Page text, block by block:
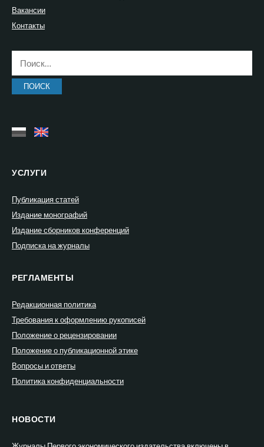
Вакансии
Контакты
УСЛУГИ
Публикация статей
Издание монографий
Издание сборников конференций
Подписка на журналы
РЕГЛАМЕНТЫ
Редакционная политика
Требования к оформлению рукописей
Положение о рецензировании
Положение о публикационной этике
Вопросы и ответы
Политика конфиденциальности
НОВОСТИ